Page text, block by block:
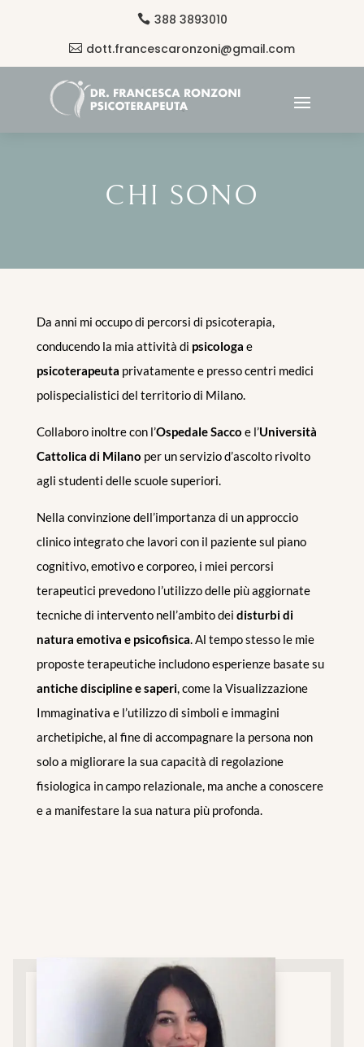
 388 3893010
 dott.francescaronzoni@gmail.com
CHI SONO
Da anni mi occupo di percorsi di psicoterapia,
conducendo la mia attività di psicologa e
psicoterapeuta privatamente e presso centri medici
polispecialistici del territorio di Milano.
Collaboro inoltre con l’Ospedale Sacco e l’Università
Cattolica di Milano per un servizio d’ascolto rivolto
agli studenti delle scuole superiori.
Nella convinzione dell’importanza di un approccio
clinico integrato che lavori con il paziente sul piano
cognitivo, emotivo e corporeo, i miei percorsi
terapeutici prevedono l’utilizzo delle più aggiornate
tecniche di intervento nell’ambito dei disturbi di
natura emotiva e psicofisica. Al tempo stesso le mie
proposte terapeutiche includono esperienze basate su
antiche discipline e saperi, come la Visualizzazione
Immaginativa e l’utilizzo di simboli e immagini
archetipiche, al fine di accompagnare la persona non
solo a migliorare la sua capacità di regolazione
fisiologica in campo relazionale, ma anche a conoscere
e a manifestare la sua natura più profonda.